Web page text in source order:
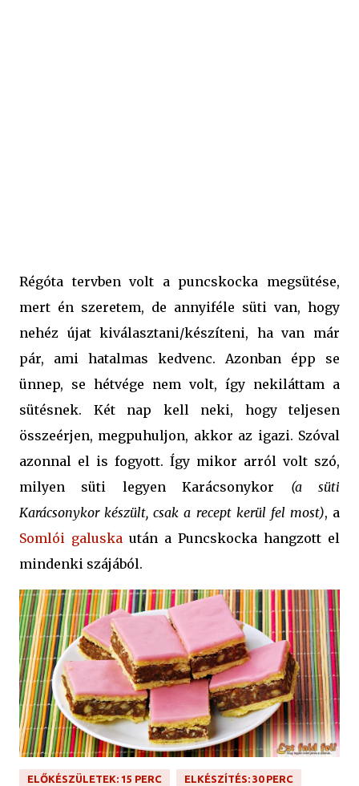
Régóta tervben volt a puncskocka megsütése,
mert én szeretem, de annyiféle süti van, hogy
nehéz újat kiválasztani/készíteni, ha van már
pár, ami hatalmas kedvenc. Azonban épp se
ünnep, se hétvége nem volt, így nekiláttam a
sütésnek. Két nap kell neki, hogy teljesen
összeérjen, megpuhuljon, akkor az igazi. Szóval
azonnal el is fogyott. Így mikor arról volt szó,
milyen süti legyen Karácsonykor (a süti
Karácsonykor készült, csak a recept kerül fel most), a
Somlói galuska után a Puncskocka hangzott el
mindenki szájából.
ELŐKÉSZÜLETEK: 15 PERC ELKÉSZÍTÉS: 30 PERC